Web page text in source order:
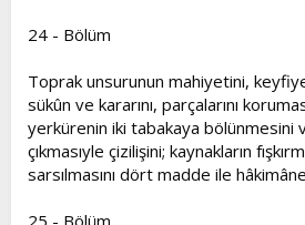
24 - Bölüm
Toprak unsurunun mahiyetini,
sükûn ve kararını, parçalarını
yerkürenin iki tabakaya bölünmesini
çıkmasıyle çizilişini; kaynakların
sarsılmasını dört madde ile
25 - Bölüm